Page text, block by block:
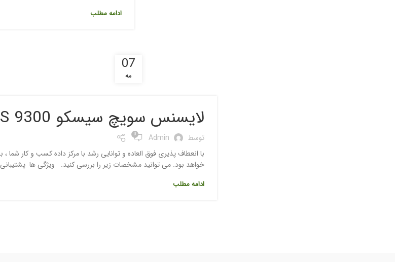
ادامه مطلب
07
مه
لایسنس سویچ سیسکو MDS 9300
توسط Admin
0
خواهد بود. می توانید مشخصات زیر را بررسی کنید. ویژگی ها پشتیبانی ARP پشتیب...
ادامه مطلب